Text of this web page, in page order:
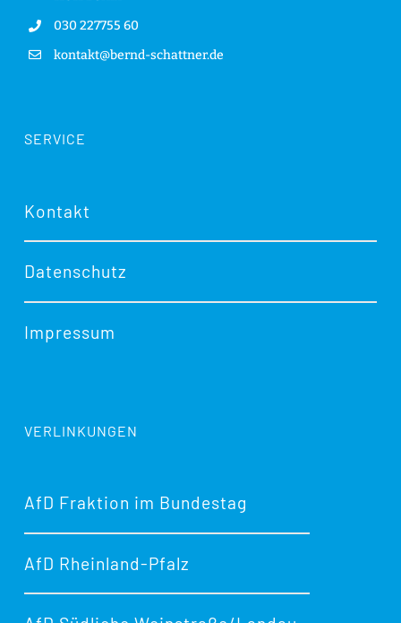
030 227755 60
kontakt@bernd-schattner.de
SERVICE
Kontakt
Datenschutz
Impressum
VERLINKUNGEN
AfD Fraktion im Bundestag
AfD Rheinland-Pfalz